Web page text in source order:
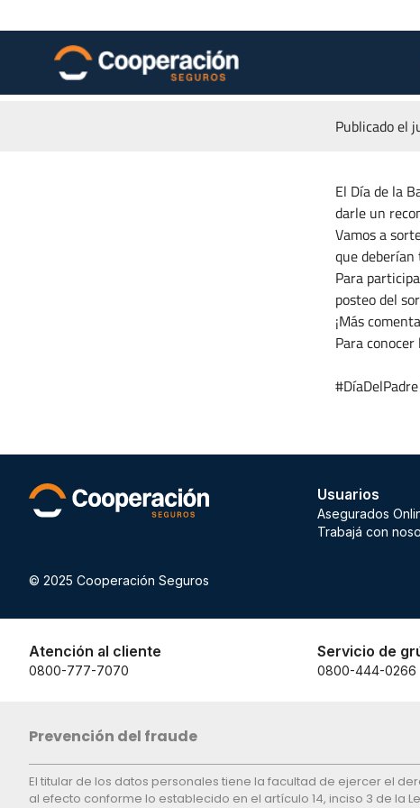
Publicado el
El Día de la
darle un
Vamos a
que
Para
posteo del
¡Más
Para
© 2025 Cooperación Seguros
Usuarios
Asegurados
Trabajá con
Atención al cliente
0800-777-7070
Servicio de
0800-444-0266
Prevención del fraude
El titular de los datos personales tiene la facultad de ejercer el
al efecto conforme lo establecido en el artículo 14, inciso 3 de la Ley